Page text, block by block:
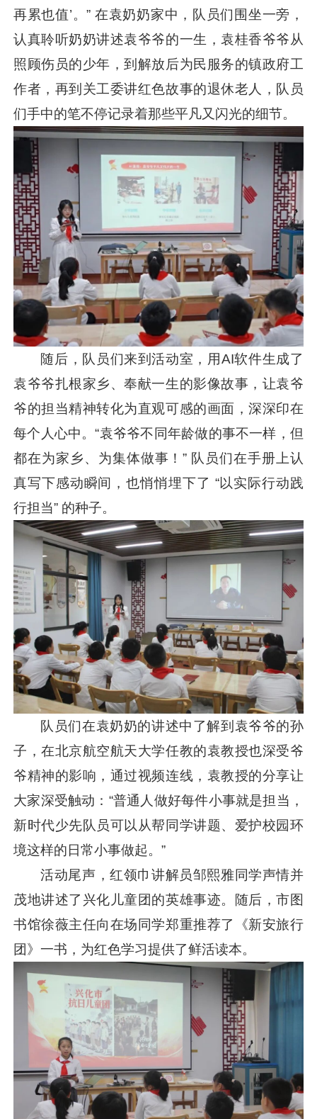
再累也值’。” 在袁奶奶家中，队员们围坐一旁，
认真聆听奶奶讲述袁爷爷的一生，袁桂香爷爷从
照顾伤员的少年，到解放后为民服务的镇政府工
作者，再到关工委讲红色故事的退休老人，队员
们手中的笔不停记录着那些平凡又闪光的细节。
随后，队员们来到活动室，用AI软件生成了
袁爷爷扎根家乡、奉献一生的影像故事，让袁爷
爷的担当精神转化为直观可感的画面，深深印在
每个人心中。“袁爷爷不同年龄做的事不一样，但
都在为家乡、为集体做事！” 队员们在手册上认
真写下感动瞬间，也悄悄埋下了 “以实际行动践
行担当” 的种子。
队员们在袁奶奶的讲述中了解到袁爷爷的孙
子，在北京航空航天大学任教的袁教授也深受爷
爷精神的影响，通过视频连线，袁教授的分享让
大家深受触动：“普通人做好每件小事就是担当，
新时代少先队员可以从帮同学讲题、爱护校园环
境这样的日常小事做起。”
活动尾声，红领巾讲解员邹熙雅同学声情并
茂地讲述了兴化儿童团的英雄事迹。随后，市图
书馆徐薇主任向在场同学郑重推荐了《新安旅行
团》一书，为红色学习提供了鲜活读本。